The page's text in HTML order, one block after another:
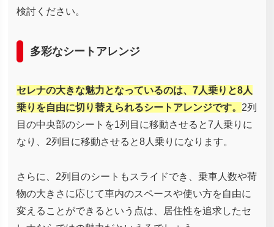
検討ください。
多彩なシートアレンジ
セレナの大きな魅力となっているのは、7人乗りと8人
乗りを自由に切り替えられるシートアレンジです。 2列
目の中央部のシートを1列目に移動させると7人乗りに
なり、2列目に移動させると8人乗りになります。
さらに、2列目のシートもスライドでき、乗車人数や荷
物の大きさに応じて車内のスペースや使い方を自由に
変えることができるという点は、居住性を追求したセ